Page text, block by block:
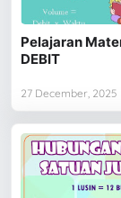
Pelajaran
DEBIT
27 December, 2025